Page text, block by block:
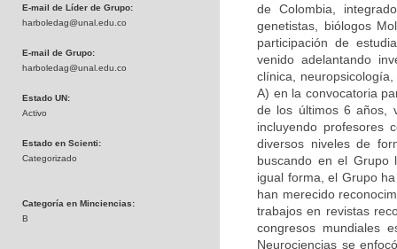
E-mail de Líder de Grupo:
harboledag@unal.edu.co
E-mail de Grupo:
harboledag@unal.edu.co
Estado UN:
Activo
Estado en Scienti:
Categorizado
Categoría en Minciencias:
B
de Colombia,
genetistas, biólogos
participación de
venido adelantando
clínica,
A) en la convocatoria
de los últimos 6 años,
incluyendo profesores
diversos niveles de
buscando en el Grupo
igual forma, el Grupo
han merecido
trabajos en revistas
congresos mundiales
Neurociencias se